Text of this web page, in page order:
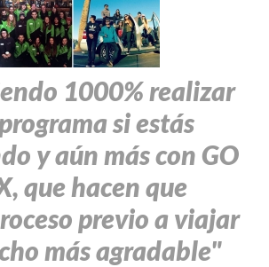
1000% realizar
si estás
y aún más con GO
que hacen que
previo a viajar
más agradable"